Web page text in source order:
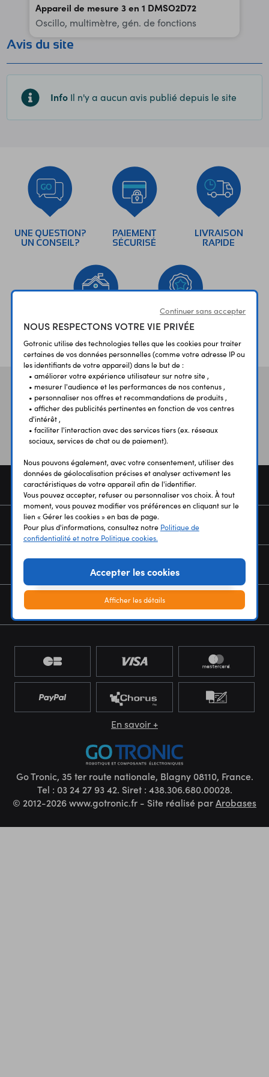
Appareil de mesure 3 en 1 DMSO2D72
Oscillo, multimètre, gén. de fonctions
Avis du site
Info Il n'y a aucun avis publié depuis le site
UNE QUESTION?
UN CONSEIL?
PAIEMENT
SÉCURISÉ
LIVRAISON
RAPIDE
ÉTABLISSEMENTS
SCOLAIRES
PLUS 30 ANS
D’EXPERIENCE
Vos aviset témoignages
COMMANDE
SERVICES
NEWSLETTER
En savoir +
Go Tronic, 35 ter route nationale, Blagny 08110, France.
Tel : 03 24 27 93 42. Siret : 438.306.680.00028.
© 2012-2026 www.gotronic.fr - Site réalisé parArobases
Continuer sans accepter
NOUS RESPECTONS VOTRE VIE PRIVÉE
Gotronic utilise des technologies telles que les cookies pour traiter
certaines de vos données personnelles (comme votre adresse IP ou
les identifiants de votre appareil) dans le but de :
• améliorer votre expérience utilisateur sur notre site ,
• mesurer l'audience et les performances de nos contenus ,
• personnaliser nos offres et recommandations de produits ,
• afficher des publicités pertinentes en fonction de vos centres
d'intérêt ,
• faciliter l'interaction avec des services tiers (ex. réseaux
sociaux, services de chat ou de paiement).
Nous pouvons également, avec votre consentement, utiliser des
données de géolocalisation précises et analyser activement les
caractéristiques de votre appareil afin de l'identifier.
Vous pouvez accepter, refuser ou personnaliser vos choix. À tout
moment, vous pouvez modifier vos préférences en cliquant sur le
lien « Gérer les cookies » en bas de page.
Pour plus d'informations, consultez notre Politique de
confidentialité et notre Politique cookies.
Accepter les cookies
Afficher les détails